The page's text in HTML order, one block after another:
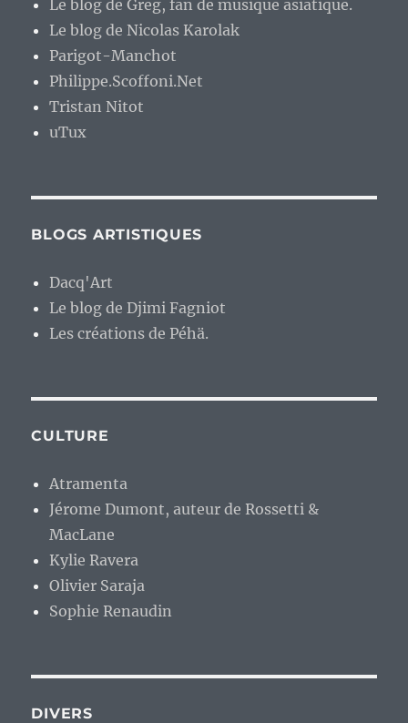
Le blog de Greg, fan de musique asiatique.
Le blog de Nicolas Karolak
Parigot-Manchot
Philippe.Scoffoni.Net
Tristan Nitot
uTux
BLOGS ARTISTIQUES
Dacq'Art
Le blog de Djimi Fagniot
Les créations de Péhä.
CULTURE
Atramenta
Jérome Dumont, auteur de Rossetti &
MacLane
Kylie Ravera
Olivier Saraja
Sophie Renaudin
DIVERS